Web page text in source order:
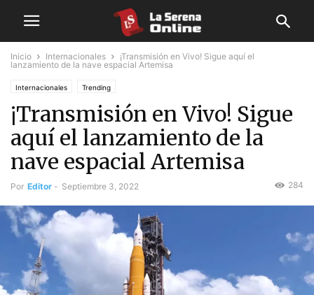
Inicio Internacionales
¡Transmisión en Vivo! Sigue aquí el
lanzamiento de la nave espacial Artemisa
Internacionales Trending
¡Transmisión en Vivo! Sigue
aquí el lanzamiento de la
nave espacial Artemisa
Por Editor - Septiembre 3, 2022 284